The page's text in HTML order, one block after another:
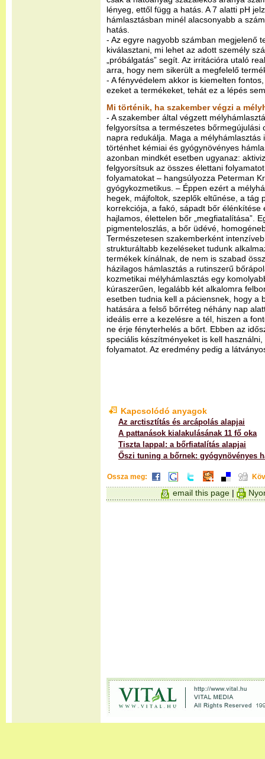
lényeg, ettől függ a hatás. A 7 alatti pH
hámlasztásban minél alacsonyabb a
hatás.
- Az egyre nagyobb számban megjelenő
kiválasztani, mi lehet az adott személy
„próbálgatás” segít. Az irritációra utaló
arra, hogy nem sikerült a megfelelő
- A fényvédelem akkor is kiemelten
ezeket a termékeket, tehát ez a lépés
Mi történik, ha szakember végzi a
- A szakember által végzett
felgyorsítsa a természetes bőrmegújulási
napra redukálja. Maga a mélyhámlasztás
történhet kémiai és gyógynövényes
azonban mindkét esetben ugyanaz:
felgyorsítsuk az összes élettani
folyamatokat – hangsúlyozza Peterman
gyógykozmetikus. – Éppen ezért a
hegek, májfoltok, szeplők eltűnése, a tág
korrekciója, a fakó, sápadt bőr élénkítése
hajlamos, élettelen bőr „megfiatalítása”.
pigmenteloszlás, a bőr üdévé,
Természetesen szakemberként
strukturáltabb kezeléseket tudunk
termékek kínálnak, de nem is szabad
házilagos hámlasztás a rutinszerű
kozmetikai mélyhámlasztás egy
kúraszerűen, legalább két alkalomra
esetben tudnia kell a páciensnek, hogy a
hatására a felső bőrréteg néhány nap
ideális erre a kezelésre a tél, hiszen a
ne érje fényterhelés a bőrt. Ebben az
speciális készítményeket is kell
folyamatot. Az eredmény pedig a
Kapcsolódó anyagok
Az arctisztítás és arcápolás alapjai
A pattanások kialakulásának 11 fő oka
Tiszta lappal: a bőrfiatalítás alapjai
Őszi tuning a bőrnek: gyógynövényes
Ossza meg:
email this page |